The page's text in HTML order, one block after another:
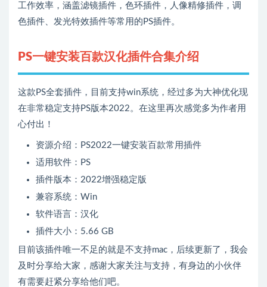
工作效率，涵盖滤镜插件，色环插件，人像精修插件，调
色插件、发光特效插件等常用的PS插件。
PS一键安装百款汉化插件合集介绍
这款PS全套插件，目前支持win系统，经过多为大神优化现
在非常稳定支持PS版本2022。在这里再次感觉多为作者用
心付出！
资源介绍：PS2022一键安装百款常用插件
适用软件：PS
插件版本：2022增强稳定版
兼容系统：Win
软件语言：汉化
插件大小：5.66 GB
目前该插件唯一不足的就是不支持mac，后续更新了，我会
及时分享给大家，感谢大家关注与支持，有身边的小伙伴
有需要赶紧分享给他们吧。